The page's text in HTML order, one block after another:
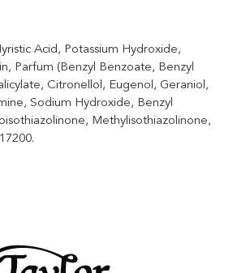
Acid, Potassium Hydroxide,
Parfum (Benzyl Benzoate, Benzyl
Citronellol, Eugenol, Geraniol,
Sodium Hydroxide, Benzyl
Methylisothiazolinone,